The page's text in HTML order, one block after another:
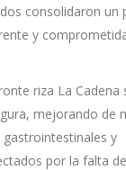
consolidaron un
y
riza La Cadena
mejorando de
gastrointestinales y
por la falta